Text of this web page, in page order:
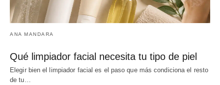
ANA MANDARA
Qué limpiador facial necesita tu tipo de piel
Elegir bien el limpiador facial es el paso que más condiciona el resto
de tu…